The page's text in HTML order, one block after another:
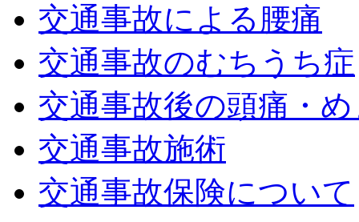
交通事故による腰痛
交通事故のむちうち症
交通事故後の頭痛・
交通事故施術
交通事故保険について